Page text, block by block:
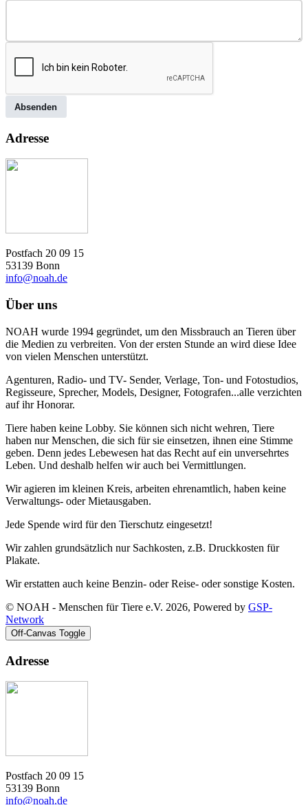
Absenden
Adresse
Postfach 20 09 15
53139 Bonn
info@noah.de
Über uns
NOAH wurde 1994 gegründet, um den Missbrauch an Tieren über
die Medien zu verbreiten. Von der ersten Stunde an wird diese Idee
von vielen Menschen unterstützt.
Agenturen, Radio- und TV- Sender, Verlage, Ton- und Fotostudios,
Regisseure, Sprecher, Models, Designer, Fotografen...alle verzichten
auf ihr Honorar.
Tiere haben keine Lobby. Sie können sich nicht wehren, Tiere
haben nur Menschen, die sich für sie einsetzen, ihnen eine Stimme
geben. Denn jedes Lebewesen hat das Recht auf ein unversehrtes
Leben. Und deshalb helfen wir auch bei Vermittlungen.
Wir agieren im kleinen Kreis, arbeiten ehrenamtlich, haben keine
Verwaltungs- oder Mietausgaben.
Jede Spende wird für den Tierschutz eingesetzt!
Wir zahlen grundsätzlich nur Sachkosten, z.B. Druckkosten für
Plakate.
Wir erstatten auch keine Benzin- oder Reise- oder sonstige Kosten.
© NOAH - Menschen für Tiere e.V. 2026, Powered by GSP-
Network
Off-Canvas Toggle
Adresse
Postfach 20 09 15
53139 Bonn
info@noah.de